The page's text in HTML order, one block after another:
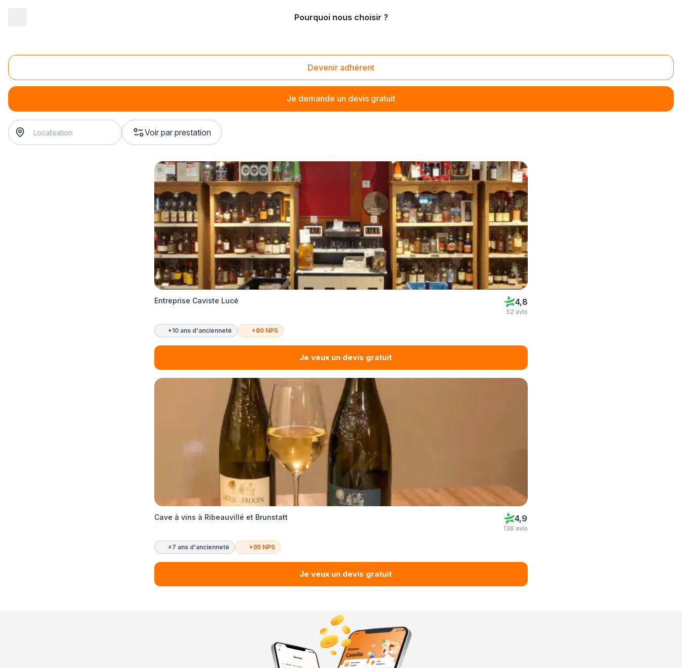
Pourquoi nous choisir ?
Devenir adhérent
Je demande un devis gratuit
Organisation de dégustations privées
Organisation de dégustations privées
Voir par prestation
Entreprise Caviste Lucé 4,8
52 avis
+10 ans d'ancienneté +80 NPS
Je veux un devis gratuit
Cave à vins à Ribeauvillé et Brunstatt 4,9
136 avis
+7 ans d'ancienneté +95 NPS
Je veux un devis gratuit